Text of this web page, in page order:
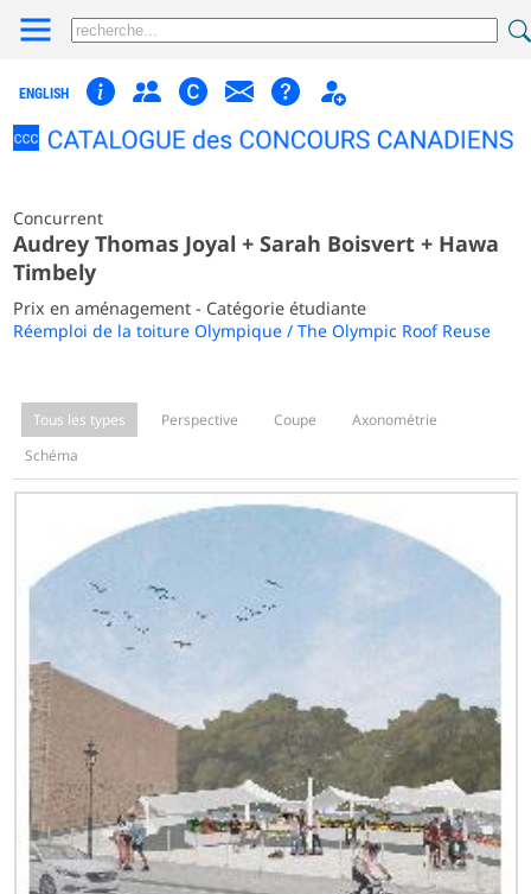
ENGLISH
Concurrent
Audrey Thomas Joyal + Sarah Boisvert + Hawa
Timbely
Prix en aménagement - Catégorie étudiante
Réemploi de la toiture Olympique / The Olympic Roof Reuse
Tous les types Perspective Coupe
Axonométrie
Schéma